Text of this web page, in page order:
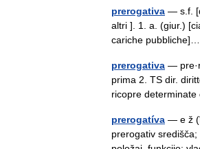
prerogativa — s.f.
altri ]. 1. a. (giur.)
cariche
prerogativa —
prima 2. TS dir.
ricopre
prerogatíva — e ž
prerogativ